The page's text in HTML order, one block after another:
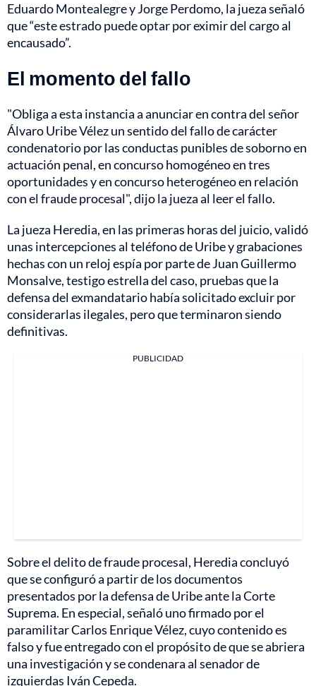
Eduardo Montealegre y Jorge Perdomo, la jueza señaló
que “este estrado puede optar por eximir del cargo al
encausado”.
El momento del fallo
"Obliga a esta instancia a anunciar en contra del señor
Álvaro Uribe Vélez un sentido del fallo de carácter
condenatorio por las conductas punibles de soborno en
actuación penal, en concurso homogéneo en tres
oportunidades y en concurso heterogéneo en relación
con el fraude procesal", dijo la jueza al leer el fallo.
La jueza Heredia, en las primeras horas del juicio, validó
unas intercepciones al teléfono de Uribe y grabaciones
hechas con un reloj espía por parte de Juan Guillermo
Monsalve, testigo estrella del caso, pruebas que la
defensa del exmandatario había solicitado excluir por
considerarlas ilegales, pero que terminaron siendo
definitivas.
PUBLICIDAD
Sobre el delito de fraude procesal, Heredia concluyó
que se configuró a partir de los documentos
presentados por la defensa de Uribe ante la Corte
Suprema. En especial, señaló uno firmado por el
paramilitar Carlos Enrique Vélez, cuyo contenido es
falso y fue entregado con el propósito de que se abriera
una investigación y se condenara al senador de
izquierdas Iván Cepeda.